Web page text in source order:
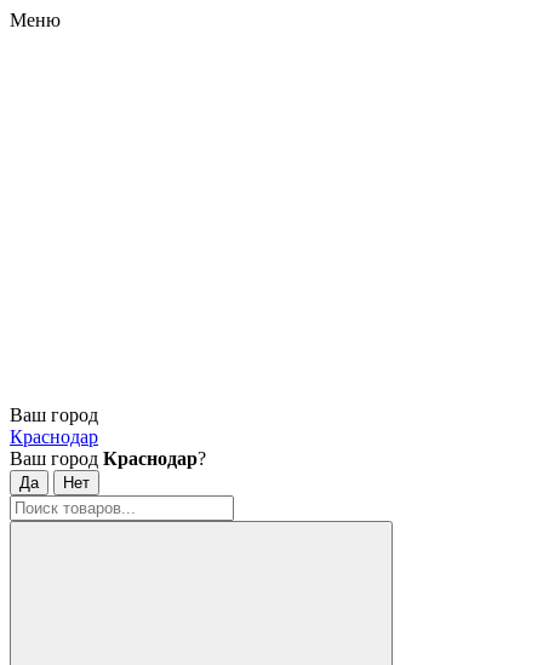
Меню
Ваш город
Краснодар
Ваш город Краснодар?